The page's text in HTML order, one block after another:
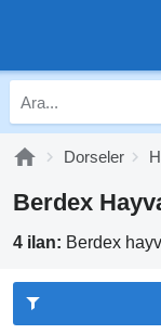
Dorseler
Berdex
4 ilan: Berdex